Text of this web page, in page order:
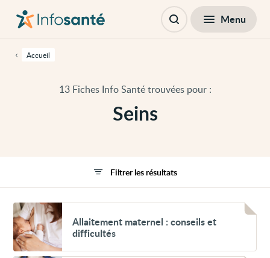
contenu
cette
Seins
13 Fiches Info Santé trouvées pour :
Accueil
principale
Ouvrir Menu
Voir
Allaitement
maternel :
conseils
et
difficultés
Allaitement maternel : conseils et
difficultés
Filtrer les résultats
Filtres Fermer